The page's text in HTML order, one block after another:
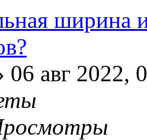
ширина
06 авг 2022,